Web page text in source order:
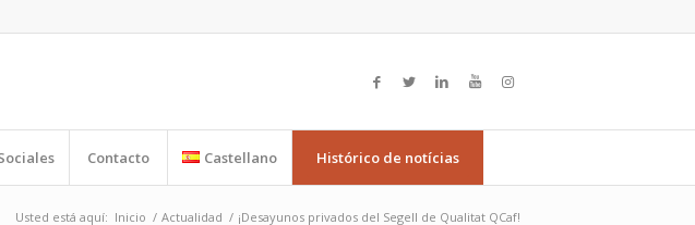
Contacto Castellano Histórico de notícias
Usted está aquí: Inicio / Actualidad / ¡Desayunos privados del Segell de Qualitat QCaf!